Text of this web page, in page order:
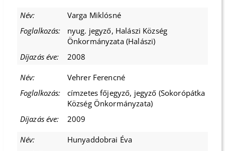
Varga Miklósné
nyug. jegyző, Halászi Község
Önkormányzata (Halászi)
2008
Vehrer Ferencné
címzetes főjegyző, jegyző (Sokorópátka
Község Önkormányzata)
2009
Hunyaddobrai Éva